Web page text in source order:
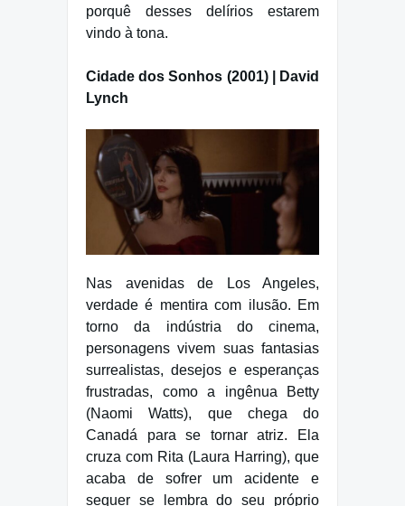
porquê desses delírios estarem
vindo à tona.
Cidade dos Sonhos (2001) | David
Lynch
Nas avenidas de Los Angeles,
verdade é mentira com ilusão. Em
torno da indústria do cinema,
personagens vivem suas fantasias
surrealistas, desejos e esperanças
frustradas, como a ingênua Betty
(Naomi Watts), que chega do
Canadá para se tornar atriz. Ela
cruza com Rita (Laura Harring), que
acaba de sofrer um acidente e
sequer se lembra do seu próprio